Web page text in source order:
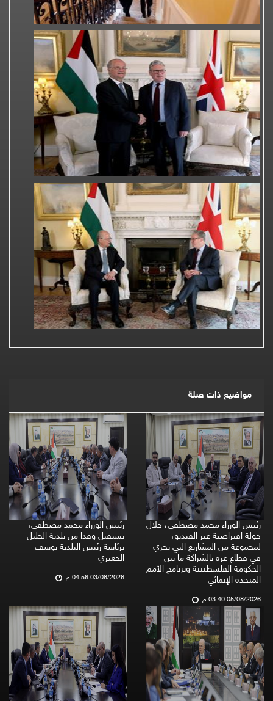
مواضيع ذات صلة
رئيس الوزراء محمد مصطفى، خلال
جولة افتراضية عبر الفيديو،
لمجموعة من المشاريع التي تجري
في قطاع غزة بالشراكة ما بين
الحكومة الفلسطينية وبرنامج الأمم
المتحدة الإنمائي
05/08/2026 03:40 م
رئيس الوزراء محمد مصطفى،
يستقبل وفدا من بلدية الخليل
برئاسة رئيس البلدية يوسف
الجعبري
03/08/2026 04:56 م